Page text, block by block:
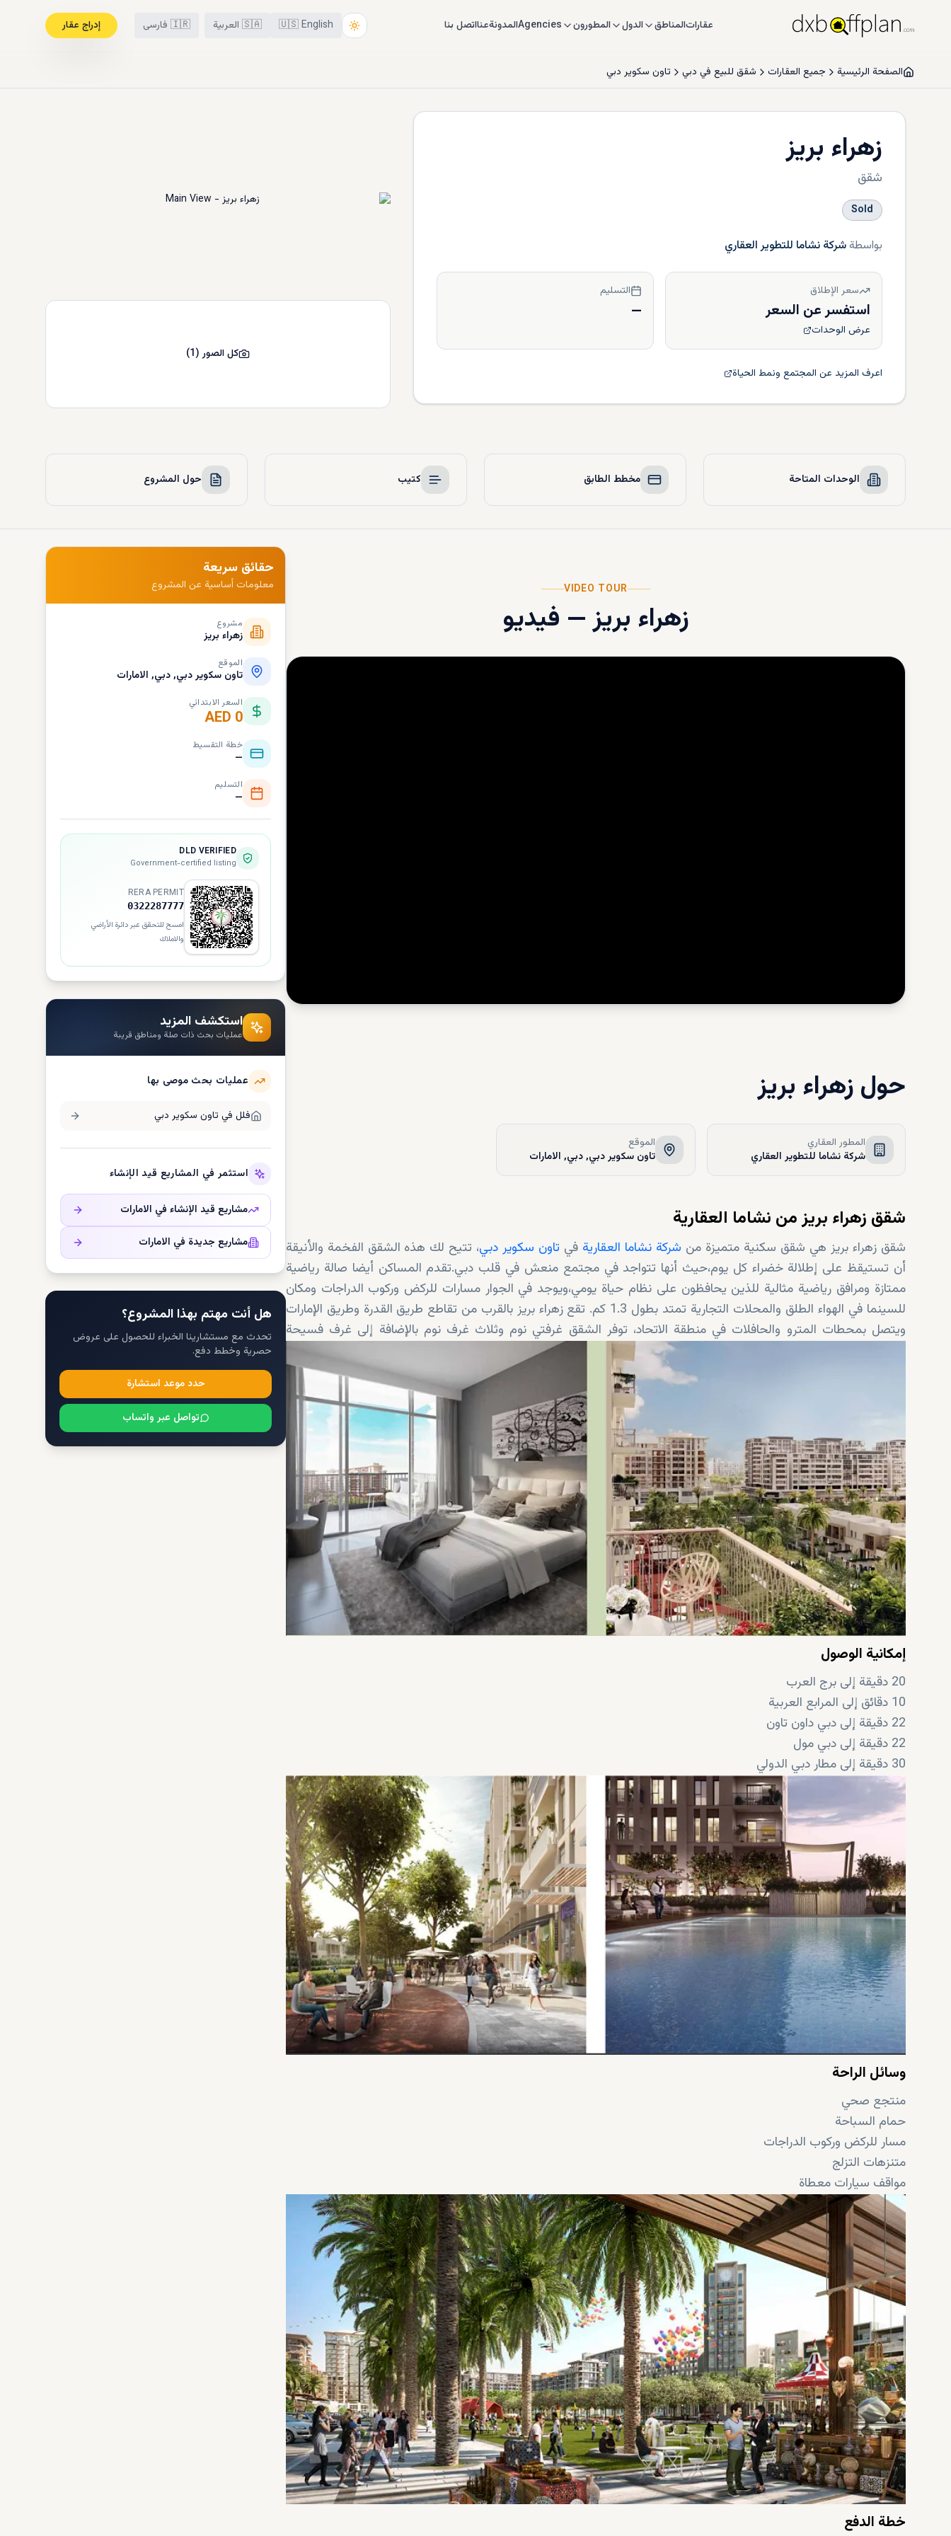
عقاراتالمناطق الدول المطورون Agenciesالمدونةعنااتصل بنا 🇺🇸English
🇸🇦 العربية 🇮🇷 فارسی إدراج عقار
الصفحة الرئيسية جميع العقارات شقق للبيع في دبي تاون سكوير دبي
زهراء بريز
شقق
Sold
بواسطةشركة نشاما للتطوير العقاري
سعر الإطلاق
استفسر عن السعر
عرض الوحدات
التسليم
—
اعرف المزيد عن المجتمع ونمط الحياة
كل الصور(
1
)
الوحدات المتاحة مخطط الطابق كتيب حول المشروع
VIDEO TOUR
زهراء بريز— فيديو
حولزهراء بريز
المطور العقاري
شركة نشاما للتطوير العقاري
الموقع
تاون سكوير دبي, دبي, الامارات
شقق زهراء بريز من نشاما العقارية
شقق زهراء بريز هي شقق سكنية متميزة من شركة نشاما العقارية في تاون سكوير دبي، تتيح لك هذه الشقق الفخمة والأنيقة
أن تستيقظ على إطلالة خضراء كل يوم،حيث أنها تتواجد في مجتمع منعش في قلب دبي.تقدم المساكن أيضا صالة رياضية
ممتازة ومرافق رياضية مثالية للذين يحافظون على نظام حياة يومي،ويوجد في الجوار مسارات للركض وركوب الدراجات ومكان
للسينما في الهواء الطلق والمحلات التجارية تمتد بطول 1.3 كم. تقع زهراء بريز بالقرب من تقاطع طريق القدرة وطريق الإمارات
ويتصل بمحطات المترو والحافلات في منطقة الاتحاد، توفر الشقق غرفتي نوم وثلاث غرف نوم بالإضافة إلى غرف فسيحة
إمكانية الوصول
20 دقيقة إلى برج العرب
10 دقائق إلى المرابع العربية
22 دقيقة إلى دبي داون تاون
22 دقيقة إلى دبي مول
30 دقيقة إلى مطار دبي الدولي
20 دقيقة إلى معرض اكسبو دبي 2020
22 دقائق لبرج خليفة
وسائل الراحة
منتجع صحي
حمام السباحة
مسار للركض وركوب الدراجات
متنزهات التزلج
مواقف سيارات معطاة
كرة السلة وملعب التنس وملعب كرة القدم
محلات التجزئة
المطاعم
الحدائق
بالقرب من المستشفى والمدرسة
خطة الدفع
حقائق سريعة
معلومات أساسية عن المشروع
مشروع
زهراء بريز
الموقع
تاون سكوير دبي, دبي, الامارات
السعر الابتدائي
AED 0
خطة التقسيط
—
التسليم
—
DLD VERIFIED
Government-certified listing
RERA PERMIT
0322287777
امسح للتحقق عبر دائرة الأراضي
والاملاك
استكشف المزيد
عمليات بحث ذات صلة ومناطق قريبة
عمليات بحث موصى بها
فلل في تاون سكوير دبي
استثمر في المشاريع قيد الإنشاء
مشاريع قيد الإنشاء في الامارات
مشاريع جديدة في الامارات
هل أنت مهتم بهذا المشروع؟
تحدث مع مستشارينا الخبراء للحصول على عروض
حصرية وخطط دفع.
حدد موعد استشارة
تواصل عبر واتساب